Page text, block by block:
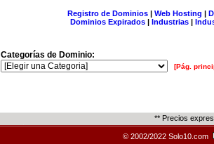
Registro de Dominios| Web Hosting |
Dominios Expirados | Industrias |
Categorías de Dominio:
[Pág.
** Precios
© 2002/2022 Solo10.com